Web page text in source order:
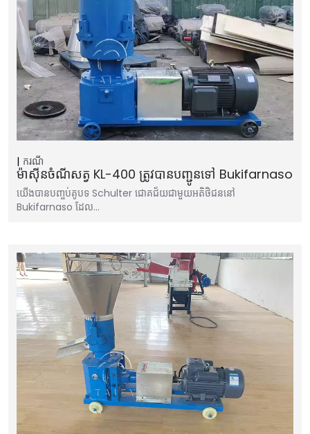
ករណី
ម៉ាស៊ីនចំណីសត្វ KL-400 ត្រូវបានបញ្ជូនទៅ Bukifarnaso
យើងបានបញ្ចប់គូបទ Schulter ជោគជ័យជាមួយអតិថិជននៅ
Bukifarnaso ដែល…